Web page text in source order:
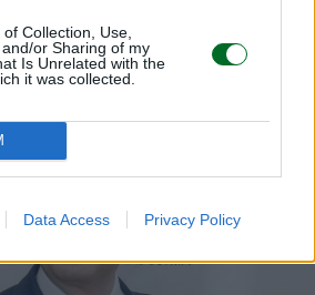
Collection, Use,
or Sharing of my
Is Unrelated with the
it was collected.
Data Access Privacy Policy
LEGGI ANCHE